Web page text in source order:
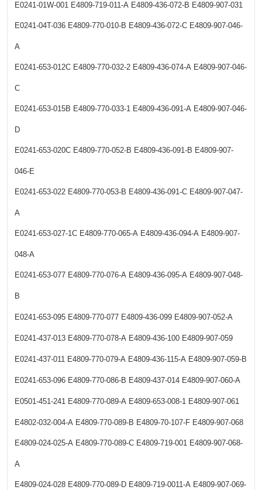
E0241-01W-001 E4809-719-011-A E4809-436-072-B E4809-907-031
E0241-04T-036 E4809-770-010-B E4809-436-072-C E4809-907-046-
A
E0241-653-012C E4809-770-032-2 E4809-436-074-A E4809-907-046-
C
E0241-653-015B E4809-770-033-1 E4809-436-091-A E4809-907-046-
D
E0241-653-020C E4809-770-052-B E4809-436-091-B E4809-907-
046-E
E0241-653-022 E4809-770-053-B E4809-436-091-C E4809-907-047-
A
E0241-653-027-1C E4809-770-065-A E4809-436-094-A E4809-907-
048-A
E0241-653-077 E4809-770-076-A E4809-436-095-A E4809-907-048-
B
E0241-653-095 E4809-770-077 E4809-436-099 E4809-907-052-A
E0241-437-013 E4809-770-078-A E4809-436-100 E4809-907-059
E0241-437-011 E4809-770-079-A E4809-436-115-A E4809-907-059-B
E0241-653-096 E4809-770-086-B E4809-437-014 E4809-907-060-A
E0501-451-241 E4809-770-089-A E4809-653-008-1 E4809-907-061
E4802-032-004-A E4809-770-089-B E4809-70-107-F E4809-907-068
E4809-024-025-A E4809-770-089-C E4809-719-001 E4809-907-068-
A
E4809-024-028 E4809-770-089-D E4809-719-0011-A E4809-907-069-